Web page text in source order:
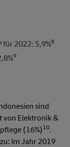
für 2022: 5,9%8
9
sind
von Elektronik &
(16%) 10.
Im Jahr 2019